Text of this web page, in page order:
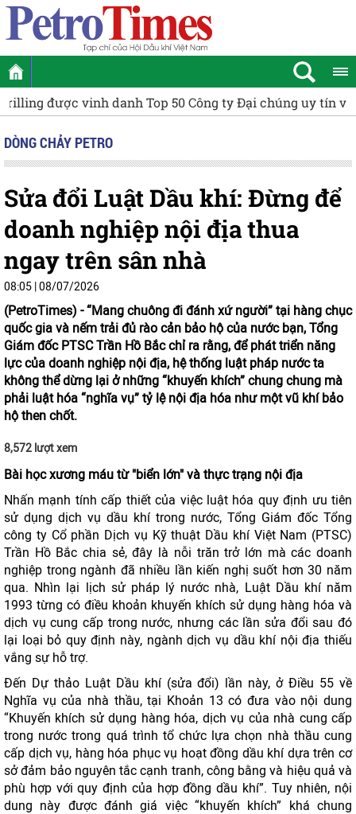
tín và hiệu quả năm 2026 [VIDEO] Petrovietnam thúc
DÒNG CHẢY PETRO
Sửa đổi Luật Dầu khí: Đừng để
doanh nghiệp nội địa thua
ngay trên sân nhà
08:05 | 08/07/2026
(PetroTimes) -“Mang chuông đi đánh xứ người” tại hàng chục
quốc gia và nếm trải đủ rào cản bảo hộ của nước bạn, Tổng
Giám đốc PTSC Trần Hồ Bắc chỉ ra rằng, để phát triển năng
lực của doanh nghiệp nội địa, hệ thống luật pháp nước ta
không thể dừng lại ở những “khuyến khích” chung chung mà
phải luật hóa “nghĩa vụ” tỷ lệ nội địa hóa như một vũ khí bảo
hộ then chốt.
8,572 lượt xem
Bài học xương máu từ "biển lớn" và thực trạng nội địa
Nhấn mạnh tính cấp thiết của việc luật hóa quy định ưu tiên
sử dụng dịch vụ dầu khí trong nước, Tổng Giám đốc Tổng
công ty Cổ phần Dịch vụ Kỹ thuật Dầu khí Việt Nam (PTSC)
Trần Hồ Bắc chia sẻ, đây là nỗi trăn trở lớn mà các doanh
nghiệp trong ngành đã nhiều lần kiến nghị suốt hơn 30 năm
qua. Nhìn lại lịch sử pháp lý nước nhà, Luật Dầu khí năm
1993 từng có điều khoản khuyến khích sử dụng hàng hóa và
dịch vụ cung cấp trong nước, nhưng các lần sửa đổi sau đó
lại loại bỏ quy định này, ngành dịch vụ dầu khí nội địa thiếu
vắng sự hỗ trợ.
Đến Dự thảo Luật Dầu khí (sửa đổi) lần này, ở Điều 55 về
Nghĩa vụ của nhà thầu, tại Khoản 13 có đưa vào nội dung
“Khuyến khích sử dụng hàng hóa, dịch vụ của nhà cung cấp
trong nước trong quá trình tổ chức lựa chọn nhà thầu cung
cấp dịch vụ, hàng hóa phục vụ hoạt đồng dầu khí dựa trên cơ
sở đảm bảo nguyên tắc cạnh tranh, công bằng và hiệu quả và
phù hợp với quy định của hợp đồng dầu khí”. Tuy nhiên, nội
dung này được đánh giá việc “khuyến khích” khá chung